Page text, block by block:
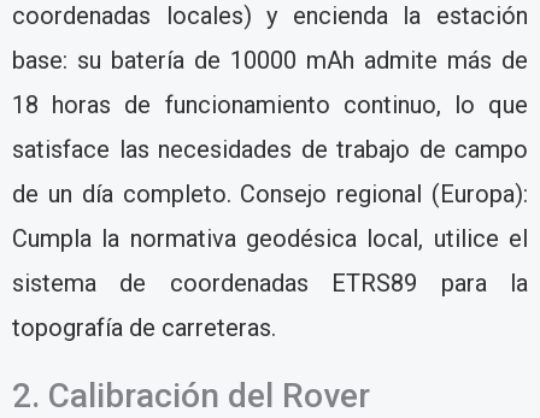
coordenadas locales) y encienda la estación
base: su batería de 10000 mAh admite más de
18 horas de funcionamiento continuo, lo que
satisface las necesidades de trabajo de campo
de un día completo. Consejo regional (Europa):
Cumpla la normativa geodésica local, utilice el
sistema de coordenadas ETRS89 para la
topografía de carreteras.
2. Calibración del Rover